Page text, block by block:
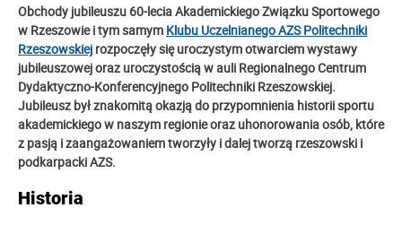
Obchody jubileuszu 60-lecia Akademickiego Związku Sportowego
w Rzeszowie i tym samym Klubu Uczelnianego AZS Politechniki
Rzeszowskiej rozpoczęły się uroczystym otwarciem wystawy
jubileuszowej oraz uroczystością w auli Regionalnego Centrum
Dydaktyczno-Konferencyjnego Politechniki Rzeszowskiej.
Jubileusz był znakomitą okazją do przypomnienia historii sportu
akademickiego w naszym regionie oraz uhonorowania osób, które
z pasją i zaangażowaniem tworzyły i dalej tworzą rzeszowski i
podkarpacki AZS.
Historia